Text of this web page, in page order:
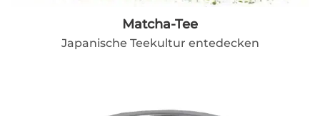
Matcha-Tee
Japanische Teekultur entedecken